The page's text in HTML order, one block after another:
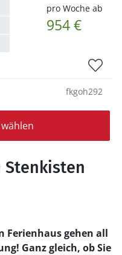
pro Woche ab
954 €
fkgoh292
Stenkisten
Ferienhaus gehen all
Ganz gleich, ob Sie